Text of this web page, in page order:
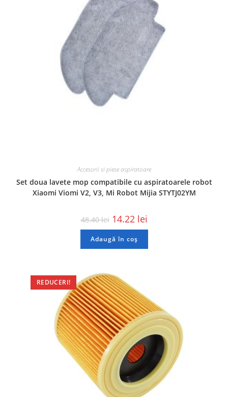
Accesorii si piese aspiratoare
Set doua lavete mop compatibile cu aspiratoarele robot
Xiaomi Viomi V2, V3, Mi Robot Mijia STYTJ02YM
48.40lei 14.22 lei
Adaugă în coș
REDUCERI!